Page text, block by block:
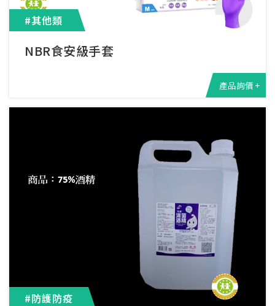
#其他類
NBR食安級手套
產品詢價 +
#防護防疫